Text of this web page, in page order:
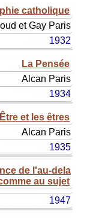
catholique
et Gay Paris
1932
La Pensée
Alcan Paris
1934
et les êtres
Alcan Paris
1935
de l'au-dela
au sujet
1947